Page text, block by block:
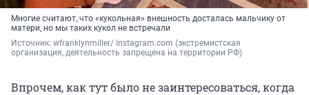
Многие считают, что «кукольная» внешность досталась мальчику от
матери, но мы таких кукол не встречали
Источник: wfranklynmiller/ Instagram.com (экстремистская
организация, деятельность запрещена на территории РФ)
Впрочем, как тут было не заинтересоваться, когда